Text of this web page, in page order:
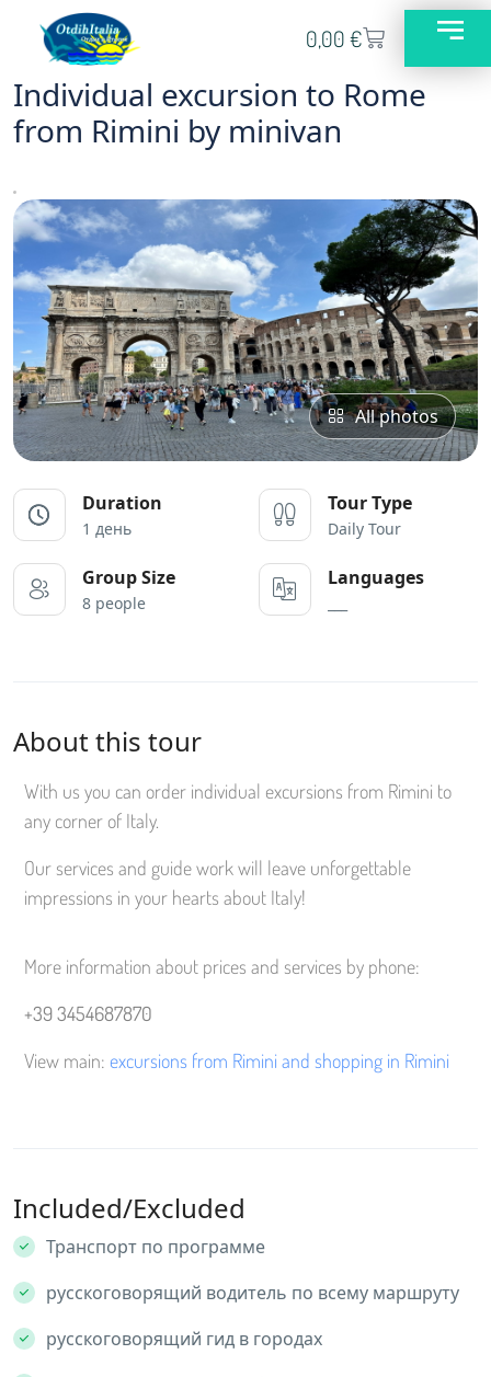
0,00€
Individual excursion to Rome
from Rimini by minivan
All photos
Duration
1 день
Tour Type
Daily Tour
Group Size
8 people
Languages
About this tour
With us you can order individual excursions from Rimini to
any corner of Italy.
Our services and guide work will leave unforgettable
impressions in your hearts about Italy!
More information about prices and services by phone:
+39 3454687870
View main: excursions from Rimini and shopping in Rimini
Included/Excluded
Транспорт по программе
русскоговорящий водитель по всему маршруту
русскоговорящий гид в городах